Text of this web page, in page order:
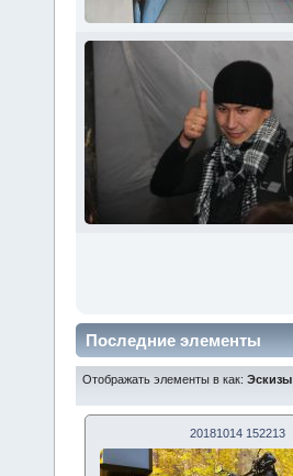
Последние элементы
Отображать элементы в как: Эскизы
20181014 152213